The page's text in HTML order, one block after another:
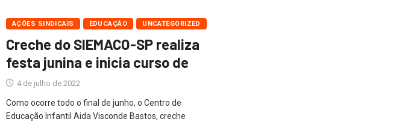
AÇÕES SINDICAIS EDUCAÇÃO UNCATEGORIZED
Creche do SIEMACO-SP realiza
festa junina e inicia curso de
4 de julho de 2022
Como ocorre todo o final de junho, o ​​Centro de
Educação Infantil Aida Visconde Bastos, creche